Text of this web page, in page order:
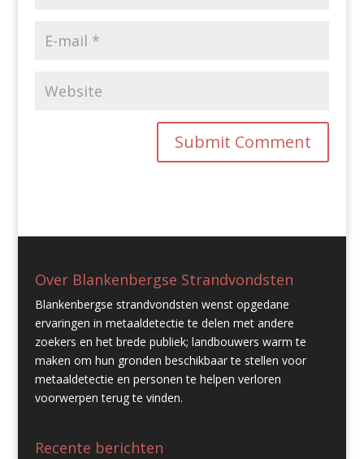
Over Blankenbergse Strandvondsten
Blankenbergse strandvondsten wenst opgedane
ervaringen in metaaldetectie te delen met andere
zoekers en het brede publiek; landbouwers warm te
maken om hun gronden beschikbaar te stellen voor
metaaldetectie en personen te helpen verloren
voorwerpen terug te vinden.
Recente berichten